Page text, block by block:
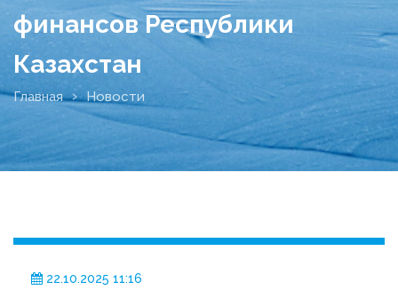
финансов Республики
Казахстан
Главная Новости
22.10.2025 11:16